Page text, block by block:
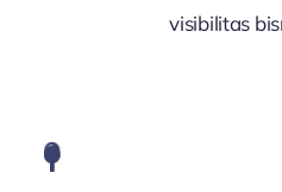
visibilitas